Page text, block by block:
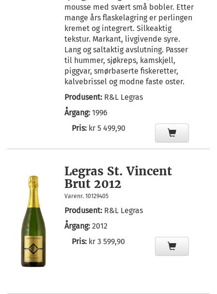
mousse med svært små bobler. Etter
mange års flaskelagring er perlingen
kremet og integrert. Silkeaktig
tekstur. Markant, livgivende syre.
Lang og saltaktig avslutning. Passer
til hummer, sjøkreps, kamskjell,
piggvar, smørbaserte fiskeretter,
kalvebrissel og modne faste oster.
Produsent: R&L Legras
Årgang: 1996
Pris: kr 5 499,90
Legras St. Vincent
Brut 2012
Varenr. 10129405
Produsent: R&L Legras
Årgang: 2012
Pris: kr 3 599,90